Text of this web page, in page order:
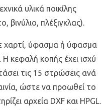
υλικά ποικίλης
βινύλιο, πλέξιγκλας).
χαρτί, ύφασμα ή ύφασμα
κεφαλή κοπής έχει ισχύ
τις 15 στρώσεις ανά
ώστε να προωθεί το
αρχεία DXF και HPGL.